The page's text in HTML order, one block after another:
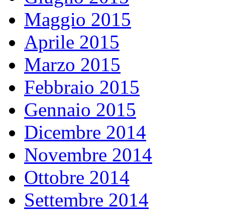
Maggio 2015
Aprile 2015
Marzo 2015
Febbraio 2015
Gennaio 2015
Dicembre 2014
Novembre 2014
Ottobre 2014
Settembre 2014